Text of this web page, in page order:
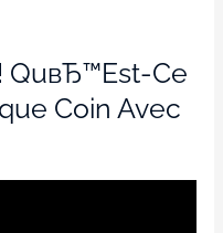
QuвЂ™est-Ce
Coin Avec